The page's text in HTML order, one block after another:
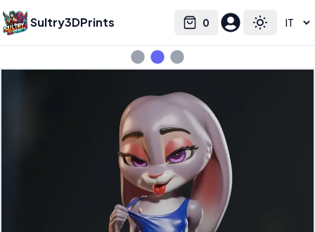
Sultry3DPrints 0
Cart Toggle
Select language